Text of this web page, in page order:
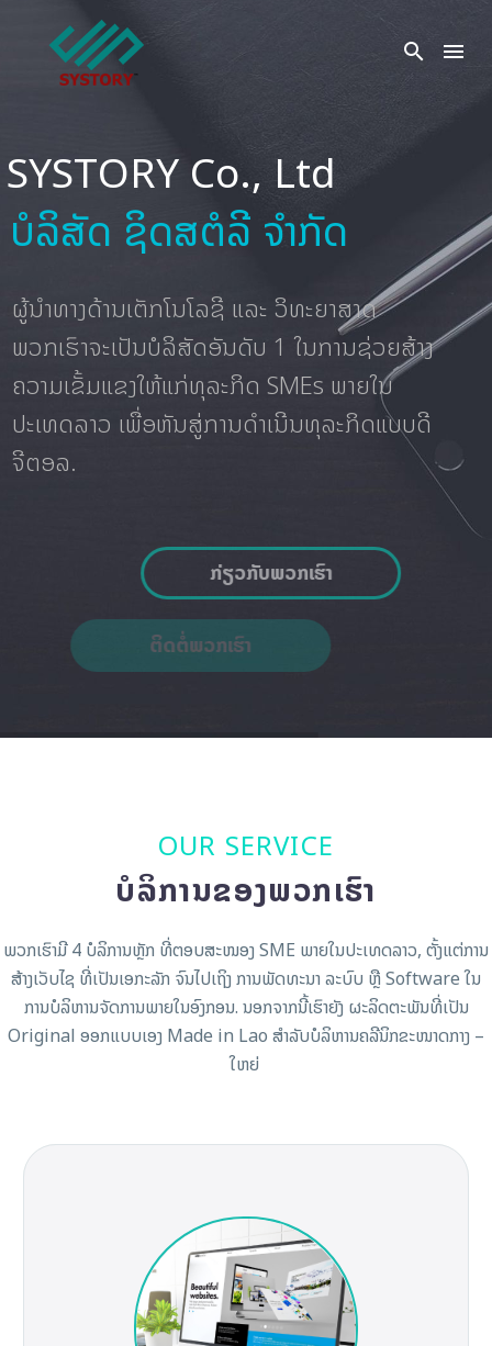
ບໍລິສັດ ຊິດສຕໍລີ ຈຳກັດ
ຜູ້ນຳທາງດ້ານເຕັກໂນໂລຊີ ແລະ ວິທະຍາສາດ
ພວກເຮົາຈະເປັນບໍລິສັດອັນດັບ 1 ໃນການຊ່ວຍສ້າງ
ຄວາມເຂັ້ມແຂງໃຫ້ແກ່ທຸລະກິດ SMEs ພາຍໃນ
ປະເທດລາວ ເພື່ອຫັນສູ່ການດຳເນີນທຸລະກິດແບບດີ
ຈີຕອລ.
ກ່ຽວກັບພວກເຮົາ
ຕິດຕໍ່ພວກເຮົາ
SYSTORYCo., Ltd
OUR SERVICE
ບໍລິການຂອງພວກເຮົາ
ພວກເຮົາມີ 4 ບໍລິການຫຼັກ ທີ່ຕອບສະໜອງ SME ພາຍໃນປະເທດລາວ,​ ຕັ້ງແຕ່ການ
ສ້າງເວັບໄຊ ທີ່ເປັນເອກະລັກ ຈົນໄປເຖິງ ການພັດທະນາ ລະບົບ ຫຼື Software ໃນ
ການບໍລິຫານຈັດການພາຍໃນອົງກອນ. ນອກຈາກນີ້ເຮົາຍັງ ຜະລິດຕະພັນທີ່ເປັນ
Original ອອກແບບເອງ Made in Lao ສໍາລັບບໍລິຫານຄລີນິກຂະໜາດກາງ –
ໃຫຍ່